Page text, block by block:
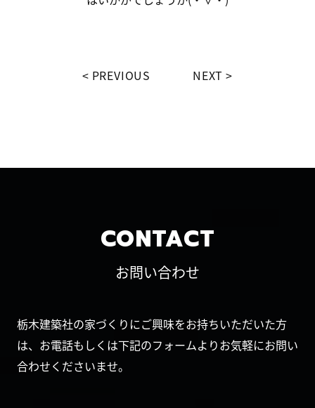
PREVIOUS NEXT
CONTACT
お問い合わせ
栃木建築社の家づくりにご興味をお持ちいただいた方
は、お電話もしくは下記のフォームよりお気軽にお問い
合わせくださいませ。